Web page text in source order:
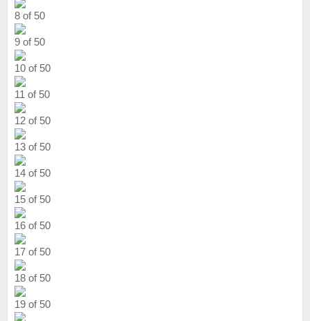
8 of 50
9 of 50
10 of 50
11 of 50
12 of 50
13 of 50
14 of 50
15 of 50
16 of 50
17 of 50
18 of 50
19 of 50